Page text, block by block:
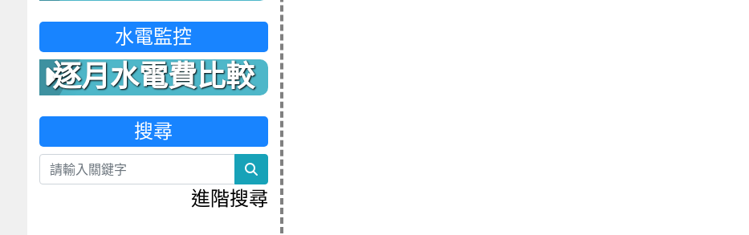
水電監控
逐月水電費比較
表
搜尋
search
進階搜尋